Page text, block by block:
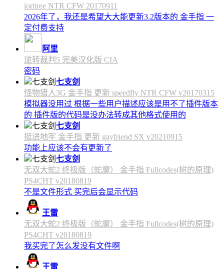
ioritree NTR CFW 20170911
2026年了，我还是希望大大能更新3.2版本的 金手指 一
定付费支持
阿里
逆转裁判5 完美汉化版 CIA
密码
七支剑
怪物猎人3G 金手指 更新 speedfly NTR CFW v20170315
模拟器没用过 根据一些用户描述应该是用不了插件版本
的 插件版的代码是没办法转成其他格式使用的
七支剑
挺进地牢 金手指 更新 gayfriend SX v20210915
功能上应该不会有更新了
七支剑
无双大蛇2 终极版（蛇魔） 金手指 Fullcodes(树的原理)
PS4CHT v20180819
不是文件形式 买完后会显示代码
王雷
无双大蛇2 终极版（蛇魔） 金手指 Fullcodes(树的原理)
PS4CHT v20180819
我买完了怎么发没有文件啊
王雷